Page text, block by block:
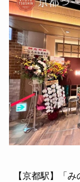
【京都駅】「